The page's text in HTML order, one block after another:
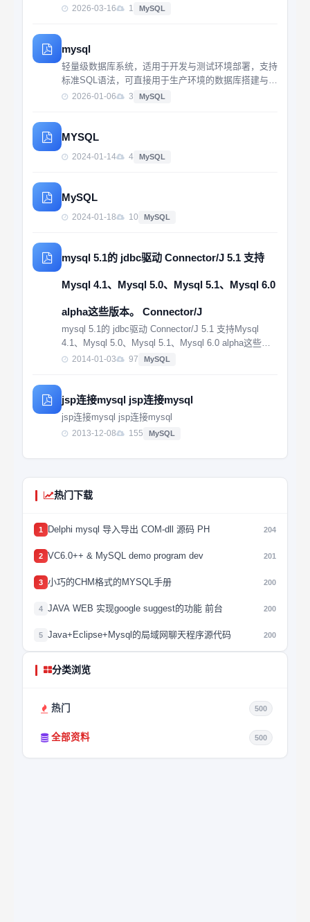
操作效率。
2026-03-16 1 MySQL
mysql
轻量级数据库系统，适用于开发与测试环境部署，支持
标准SQL语法，可直接用于生产环境的数据库搭建与管
理，经过多个项目验证的稳定方案。
2026-01-06 3 MySQL
MYSQL
2024-01-14 4 MySQL
MySQL
2024-01-18 10 MySQL
mysql 5.1的 jdbc驱动 Connector/J 5.1 支持
Mysql 4.1、Mysql 5.0、Mysql 5.1、Mysql 6.0
alpha这些版本。 Connector/J
mysql 5.1的 jdbc驱动 Connector/J 5.1 支持Mysql
4.1、Mysql 5.0、Mysql 5.1、Mysql 6.0 alpha这些版
本。 Connector/J 5.0 支持MySQL 4.1、MyS...
2014-01-03 97 MySQL
jsp连接mysql jsp连接mysql
jsp连接mysql jsp连接mysql
2013-12-08 155 MySQL
热门下载
1 Delphi mysql 导入导出 COM-dll 源码 PH 204
2 VC6.0++ & MySQL demo program dev 201
3 小巧的CHM格式的MYSQL手册 200
4 JAVA WEB 实现google suggest的功能 前台 200
5 Java+Eclipse+Mysql的局域网聊天程序源代码 200
分类浏览
热门 500
全部资料 500